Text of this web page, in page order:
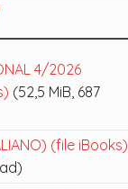
4/2026
(52,5 MiB, 687
(file iBooks)